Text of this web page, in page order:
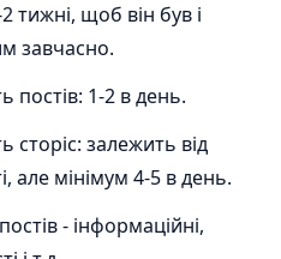
тижні, щоб він був і
завчасно.
постів: 1-2 в день.
сторіс: залежить від
але мінімум 4-5 в день.
- інформаційні,